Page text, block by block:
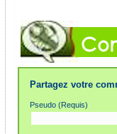
Partagez votre
Pseudo (Requis)